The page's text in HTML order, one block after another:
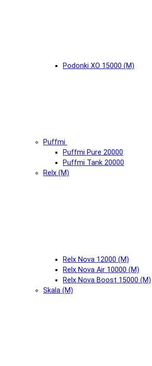
Podonki XO 15000 (М)
Puffmi
Puffmi Pure 20000
Puffmi Tank 20000
Relx (М)
Relx Nova 12000 (М)
Relx Nova Air 10000 (М)
Relx Nova Boost 15000 (М)
Skala (М)